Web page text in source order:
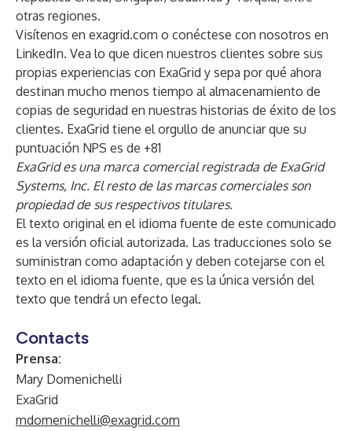
otras regiones.
Visítenos en exagrid.com o conéctese con nosotros en
LinkedIn. Vea lo que dicen nuestros clientes sobre sus
propias experiencias con ExaGrid y sepa por qué ahora
destinan mucho menos tiempo al almacenamiento de
copias de seguridad en nuestras historias de éxito de los
clientes. ExaGrid tiene el orgullo de anunciar que su
puntuación NPS es de +81
ExaGrid es una marca comercial registrada de ExaGrid
Systems, Inc. El resto de las marcas comerciales son
propiedad de sus respectivos titulares.
El texto original en el idioma fuente de este comunicado
es la versión oficial autorizada. Las traducciones solo se
suministran como adaptación y deben cotejarse con el
texto en el idioma fuente, que es la única versión del
texto que tendrá un efecto legal.
Contacts
Prensa:
Mary Domenichelli
ExaGrid
mdomenichelli@exagrid.com